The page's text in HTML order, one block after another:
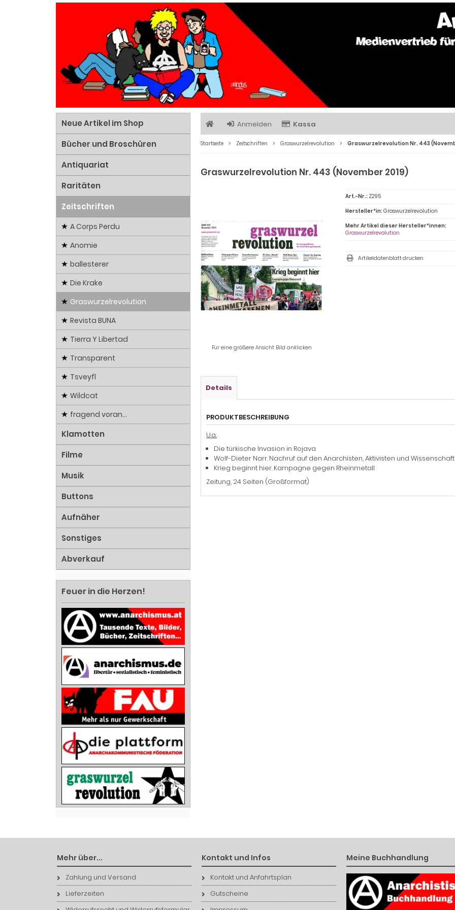
Anmelden Kassa
Startseite Zeitschriften Graswurzelrevolution Graswurzelrevolution Nr. 443
Graswurzelrevolution Nr. 443 (November 2019)
Für eine größere Ansicht Bild anklicken
Art.-Nr.: Z295
Hersteller*in:Graswurzelrevolution
Mehr Artikel dieser Hersteller*innen:
Graswurzelrevolution
Artikeldatenblatt drucken
Details
PRODUKTBESCHREIBUNG
U.a.:
Die türkische Invasion in Rojava
Wolf-Dieter Narr. Nachruf auf den Anarchisten, Aktivisten und
Krieg beginnt hier. Kampagne gegen Rheinmetall
Zeitung, 24 Seiten (Großformat)
Neue Artikel im Shop
Bücher und Broschüren
Antiquariat
Raritäten
Zeitschriften
A Corps Perdu
Anomie
ballesterer
Die Krake
Graswurzelrevolution
Revista BUNA
Tierra Y Libertad
Transparent
Tsveyfl
Wildcat
fragend voran...
Klamotten
Filme
Musik
Buttons
Aufnäher
Sonstiges
Abverkauf
Feuer in die Herzen!
Mehr über...
Zahlung und Versand
Lieferzeiten
Kontakt und Infos
Kontakt und Anfahrtsplan
Gutscheine
Meine Buchhandlung